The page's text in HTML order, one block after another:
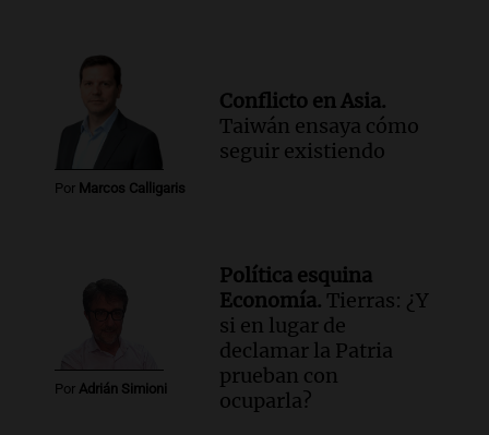
Por Marcos Calligaris
Conflicto en Asia.
Taiwán ensaya cómo
seguir existiendo
Por Adrián Simioni
Política esquina
Economía. Tierras: ¿Y
si en lugar de
declamar la Patria
prueban con
ocuparla?